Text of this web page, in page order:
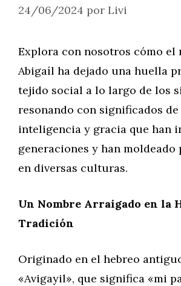
24/06/2024 por Livi
Explora con nosotros cómo el
Abigaíl ha dejado una huella
tejido social a lo largo de los
resonando con significados de
inteligencia y gracia que han
generaciones y han moldeado
en diversas culturas.
Un Nombre Arraigado en la
Tradición
Originado en el hebreo
«Avigayil», que significa «mi